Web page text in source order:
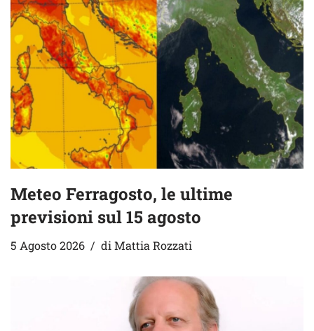
Meteo Ferragosto, le ultime
previsioni sul 15 agosto
5 Agosto 2026 diMattia Rozzati